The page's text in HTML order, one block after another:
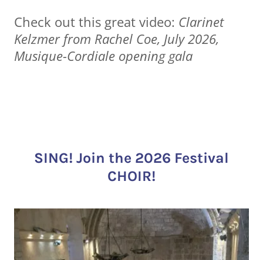
Check out this great video: Clarinet
Kelzmer from Rachel Coe, July 2026,
Musique-Cordiale opening gala
SING! Join the 2026 Festival
CHOIR!